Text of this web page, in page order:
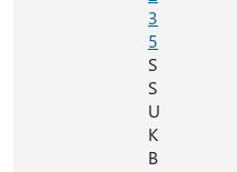
3
5
S
S
U
K
B